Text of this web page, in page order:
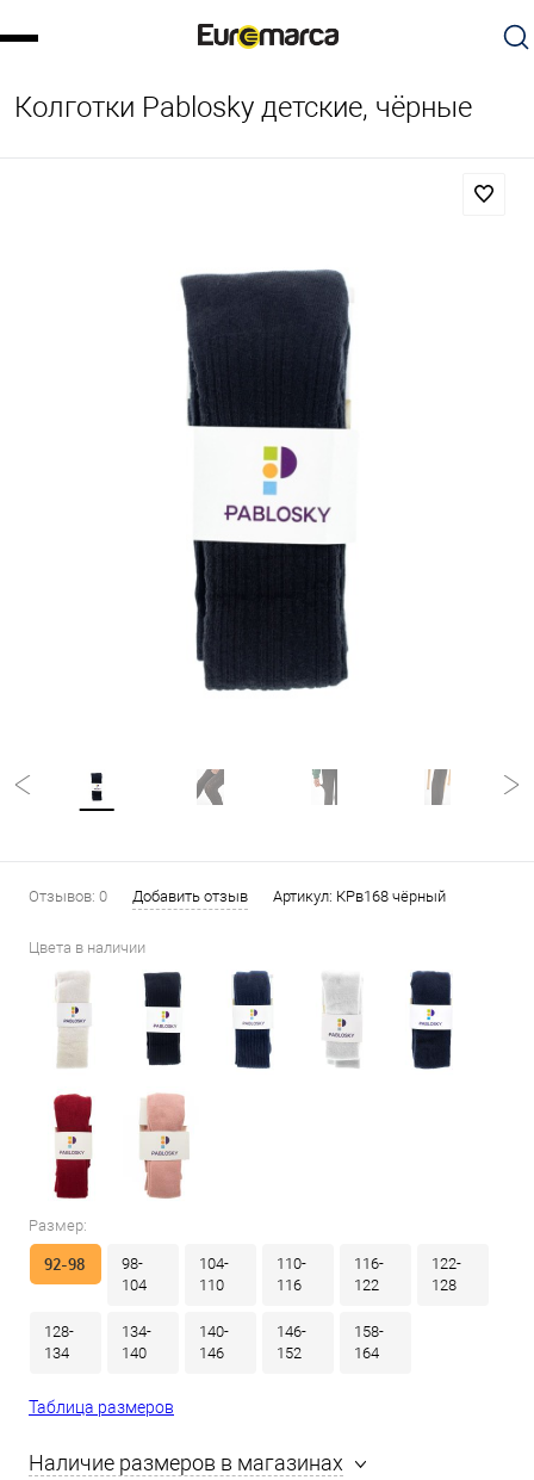
Колготки Pablosky детские, чёрные
Отзывов: 0 Добавить отзыв Артикул: КРв168 чёрный
Цвета в наличии
Размер:
92-98
98-
104
104-
110
110-
116
116-
122
122-
128
128-
134
134-
140
140-
146
146-
152
158-
164
Таблица размеров
Наличие размеров в магазинах